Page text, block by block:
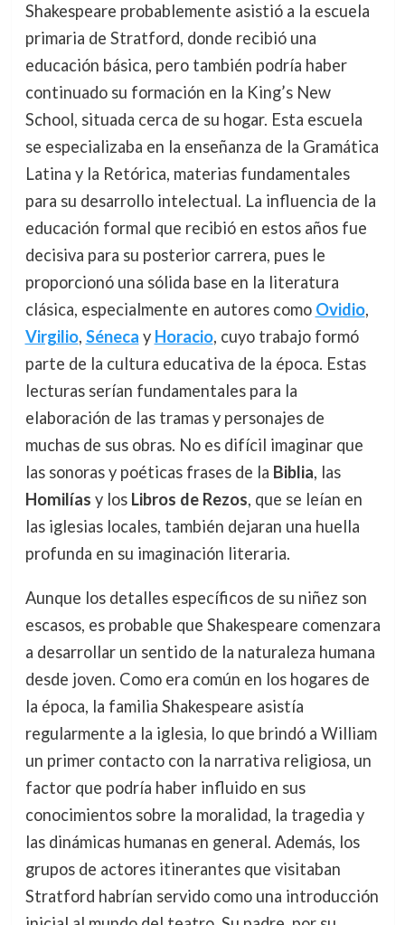
Shakespeare probablemente asistió a la escuela
primaria de Stratford, donde recibió una
educación básica, pero también podría haber
continuado su formación en la King’s New
School, situada cerca de su hogar. Esta escuela
se especializaba en la enseñanza de la Gramática
Latina y la Retórica, materias fundamentales
para su desarrollo intelectual. La influencia de la
educación formal que recibió en estos años fue
decisiva para su posterior carrera, pues le
proporcionó una sólida base en la literatura
clásica, especialmente en autores como Ovidio,
Virgilio, Séneca y Horacio, cuyo trabajo formó
parte de la cultura educativa de la época. Estas
lecturas serían fundamentales para la
elaboración de las tramas y personajes de
muchas de sus obras. No es difícil imaginar que
las sonoras y poéticas frases de la Biblia, las
Homilías y los Libros de Rezos, que se leían en
las iglesias locales, también dejaran una huella
profunda en su imaginación literaria.
Aunque los detalles específicos de su niñez son
escasos, es probable que Shakespeare comenzara
a desarrollar un sentido de la naturaleza humana
desde joven. Como era común en los hogares de
la época, la familia Shakespeare asistía
regularmente a la iglesia, lo que brindó a William
un primer contacto con la narrativa religiosa, un
factor que podría haber influido en sus
conocimientos sobre la moralidad, la tragedia y
las dinámicas humanas en general. Además, los
grupos de actores itinerantes que visitaban
Stratford habrían servido como una introducción